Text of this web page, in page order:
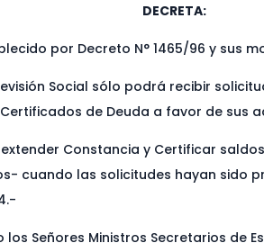
DECRETA:
por Decreto N° 1465/96 y sus
Previsión Social sólo podrá recibir
de Deuda a favor de sus
Constancia y Certificar
cuando las solicitudes hayan sido
los Señores Ministros Secretarios